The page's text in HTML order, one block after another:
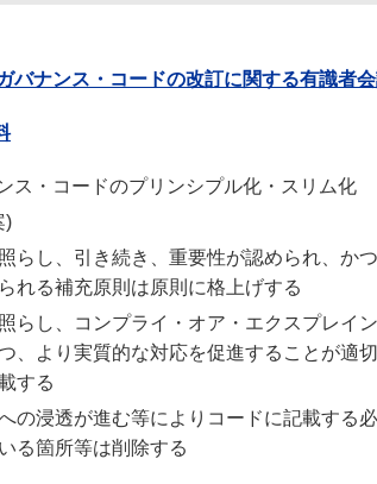
バナンス・コードの改訂に関する有識者
ス・コードのプリンシプル化・スリム化
)
らし、引き続き、重要性が認められ、か
れる補充原則は原則に格上げする
らし、コンプライ・オア・エクスプレイ
、より実質的な対応を促進することが適
する
の浸透が進む等によりコードに記載する
る箇所等は削除する